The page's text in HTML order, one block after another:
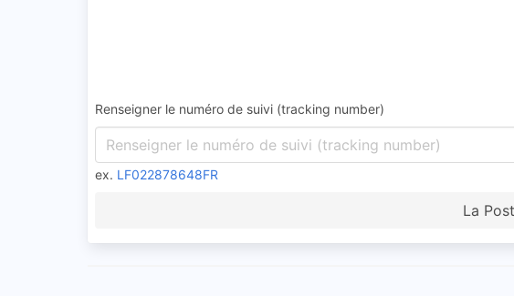
Renseigner le numéro de suivi (tracking number)
ex. LF022878648FR
La